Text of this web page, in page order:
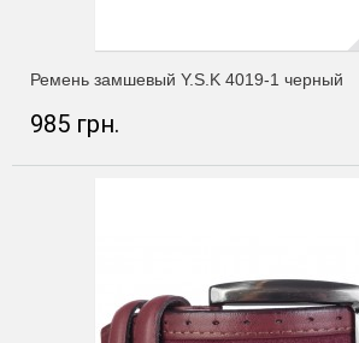
Ремень замшевый Y.S.K 4019-1 черный
985 грн.